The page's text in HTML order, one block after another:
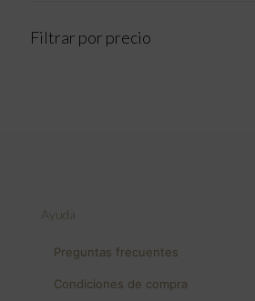
Filtrar por precio
Ayuda
Preguntas frecuentes
Condiciones de compra